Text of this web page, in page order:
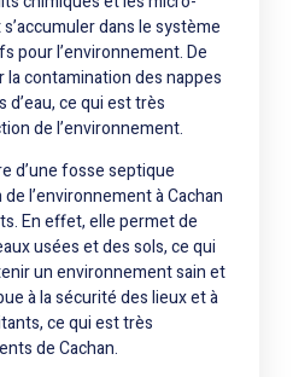
dans le système
pour l’environnement. De
la contamination des nappes
ce qui est très
de l’environnement.
d’une fosse septique
l’environnement à Cachan
En effet, elle permet de
usées et des sols, ce qui
un environnement sain et
à la sécurité des lieux et à
ce qui est très
de Cachan.